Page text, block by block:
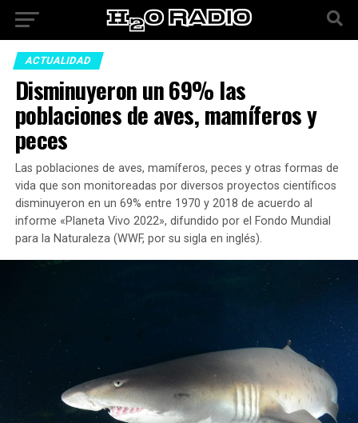
ACTUALIDAD
Disminuyeron un 69% las
poblaciones de aves, mamíferos y
peces
Las poblaciones de aves, mamíferos, peces y otras formas de
vida que son monitoreadas por diversos proyectos científicos
disminuyeron en un 69% entre 1970 y 2018 de acuerdo al
informe «Planeta Vivo 2022», difundido por el Fondo Mundial
para la Naturaleza (WWF, por su sigla en inglés).